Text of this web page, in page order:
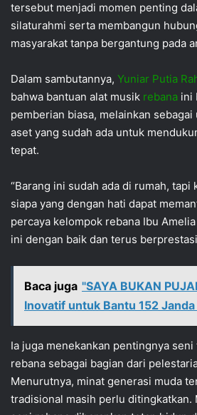
tersebut menjadi momen penting
silaturahmi serta membangun
masyarakat tanpa bergantung pada
Dalam sambutannya, Yuniar Putia
bahwa bantuan alat musik rebana ini
pemberian biasa, melainkan sebagai
aset yang sudah ada untuk
tepat.
“Barang ini sudah ada di rumah, tapi
siapa yang dengan hati dapat
percaya kelompok rebana Ibu
ini dengan baik dan terus
Baca juga "SAYA BUKAN
Inovatif untuk Bantu 152
Ia juga menekankan pentingnya
rebana sebagai bagian dari
Menurutnya, minat generasi muda
tradisional masih perlu ditingkatkan.